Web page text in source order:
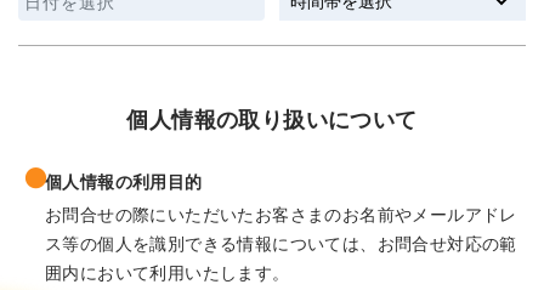
個人情報の取り扱いについて
個人情報の利用目的
お問合せの際にいただいたお客さまのお名前やメールアドレ
ス等の個人を識別できる情報については、お問合せ対応の範
囲内において利用いたします。